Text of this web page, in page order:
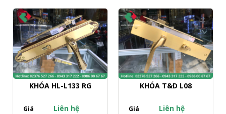
KHÓA HL-L133 RG
Giá Liên hệ
KHÓA T&D L08
Giá Liên hệ